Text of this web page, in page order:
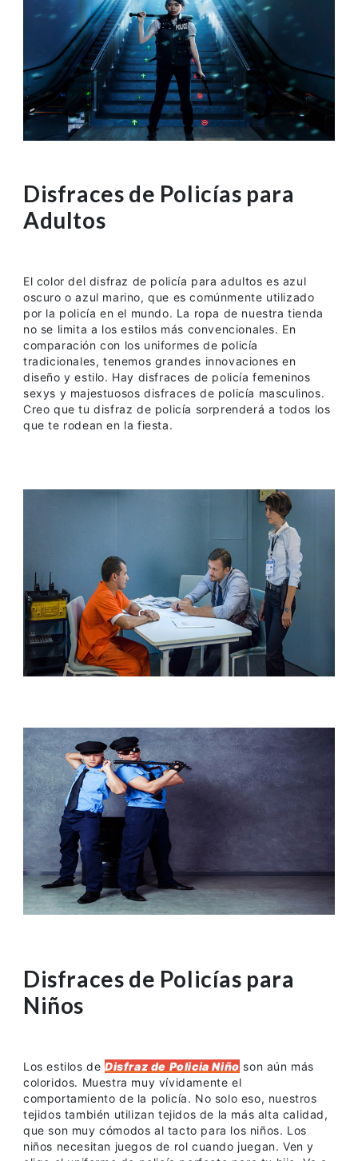
Disfraces de Policías para
Adultos
El color del disfraz de policía para adultos es azul
oscuro o azul marino, que es comúnmente utilizado
por la policía en el mundo. La ropa de nuestra tienda
no se limita a los estilos más convencionales. En
comparación con los uniformes de policía
tradicionales, tenemos grandes innovaciones en
diseño y estilo. Hay disfraces de policía femeninos
sexys y majestuosos disfraces de policía masculinos.
Creo que tu disfraz de policía sorprenderá a todos los
que te rodean en la fiesta.
Disfraces de Policías para
Niños
Los estilos de Disfraz de Policia Niño son aún más
coloridos. Muestra muy vívidamente el
comportamiento de la policía. No solo eso, nuestros
tejidos también utilizan tejidos de la más alta calidad,
que son muy cómodos al tacto para los niños. Los
niños necesitan juegos de rol cuando juegan. Ven y